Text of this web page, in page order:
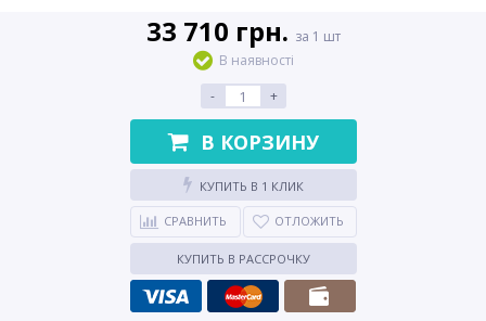
33 710 грн. за 1 шт
В наявності
-
+
В КОРЗИНУ
КУПИТЬ В 1 КЛИК
СРАВНИТЬ ОТЛОЖИТЬ
КУПИТЬ В РАССРОЧКУ